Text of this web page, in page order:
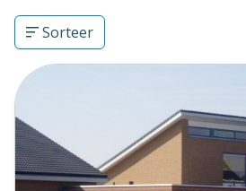
Sorteer